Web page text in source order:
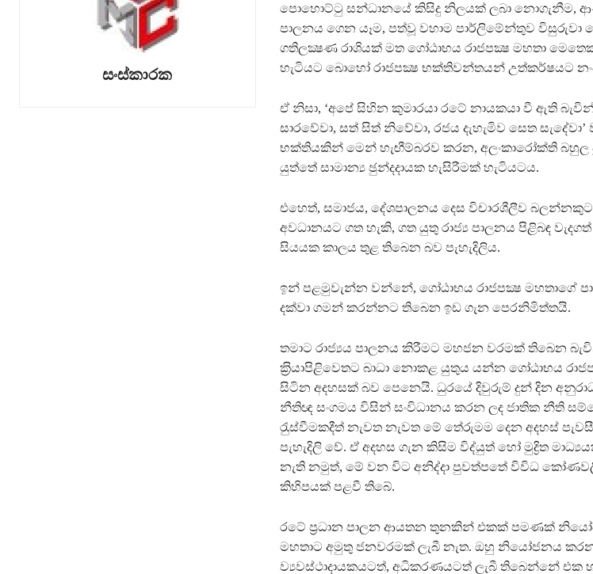
සංස්කාරක
පොහොට්ටු සන්ධානයේ කිසිදු නිලයක් ලබා නොගැනීම,
පාලනය ගෙන යෑම, පත්වූ වහාම පාර්ලිමේන්තුව විසුරුවා
ගතිලක්‍ෂණ රාශියක් මත ගෝඨාභය රාජපක්‍ෂ මහතා
හැටියට බොහෝ රාජපක්‍ෂ භක්තිවන්තයන් උත්කර්ෂයට
ඒ නිසා, ‘අපේ සිහින කුමාරයා රටේ නායකයා වී ඇති
සාරවේවා, සත් සිත් නිවේවා, රජය දැහැමිව සෙත
භක්තියකින් මෙන් හැඟීම්බරව කරන, අලංකාරෝක්ති බහුල
යුත්තේ සාමාන්‍ය ඡුන්දදායක හැසිරීමක් හැටියටය.
එහෙත්, සමාජය, දේශපාලනය දෙස විචාරශීලීව
අවධානයට ගත හැකි, ගත යුතු රාජ්‍ය පාලනය පිළිබඳ
සියයක කාලය තුළ තිබෙන බව පැහැදිලිය.
ඉන් පළමුවැන්න වන්නේ, ගෝඨාභය රාජපක්‍ෂ මහතාගේ
දක්වා ගමන් කරන්නට තිබෙන ඉඩ ගැන පෙරනිමිත්තයි.
තමාට රාජ්‍යය පාලනය කිරීමට මහජන වරමක් තිබෙන
ක‍්‍රියාපිළිවෙතට බාධා නොකළ යුතුය යන්න ගෝඨාභය
සිටින අදහසක් බව පෙනෙයි. ධුරයේ දිවුරුම් දුන් දින
නීතිඥ සංගමය විසින් සංවිධානය කරන ලද ජාතික නීති
රැුස්වීමකදීත් නැවත නැවත මේ තේරුමම දෙන අදහස්
පැහැදිලි වේ. ඒ අදහස ගැන කිසිම විද්යුත් හෝ මුද්‍රිත
නැති නමුත්, මේ වන විට අනිද්දා පුවත්පතේ විවිධ
කිහිපයක් පළවී තිබේ.
රටේ ප‍්‍රධාන පාලන ආයතන තුනකින් එකක් පමණක්
මහතාට අමුතු ජනවරමක් ලැබී නැත. ඔහු නියෝජනය
ව්‍යවස්ථාදායකයටත්, අධිකරණයටත් ලැබී තිබෙන්නේ එක